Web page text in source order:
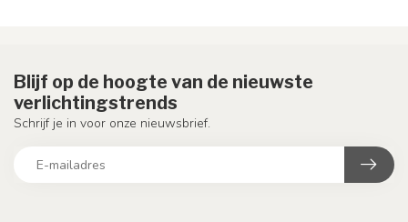
Blijf op de hoogte van de nieuwste
verlichtingstrends
Schrijf je in voor onze nieuwsbrief.